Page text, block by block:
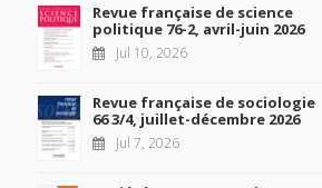
Revue française de science
politique 76-2, avril-juin 2026
Jul 10, 2026
Revue française de sociologie
66 3/4, juillet-décembre 2026
Jul 7, 2026